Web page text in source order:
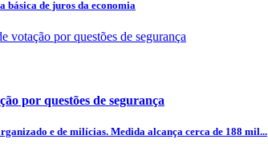
básica de juros da economia
por questões de segurança
e de milícias. Medida alcança cerca de 188 mil...